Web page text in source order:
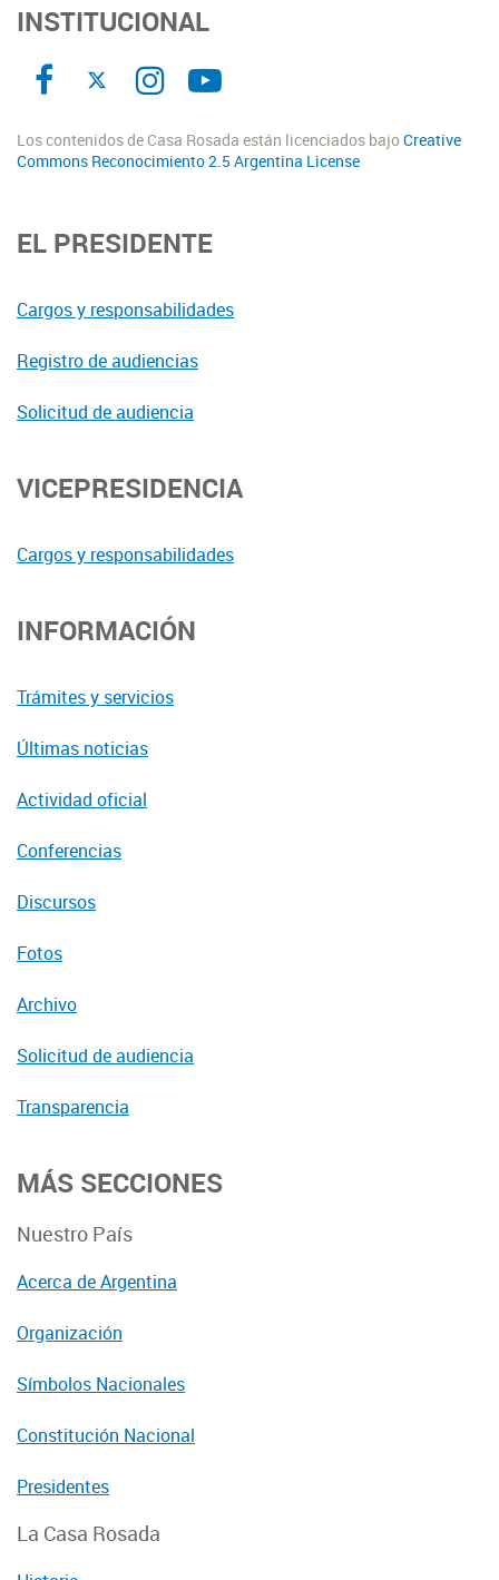
INSTITUCIONAL
Los contenidos de Casa Rosada están licenciados bajoCreative
Commons Reconocimiento 2.5 Argentina License
EL PRESIDENTE
Cargos y responsabilidades
Registro de audiencias
Solicitud de audiencia
VICEPRESIDENCIA
Cargos y responsabilidades
INFORMACIÓN
Trámites y servicios
Últimas noticias
Actividad oficial
Conferencias
Discursos
Fotos
Archivo
Solicitud de audiencia
Transparencia
MÁS SECCIONES
Nuestro País
Acerca de Argentina
Organización
Símbolos Nacionales
Constitución Nacional
Presidentes
La Casa Rosada